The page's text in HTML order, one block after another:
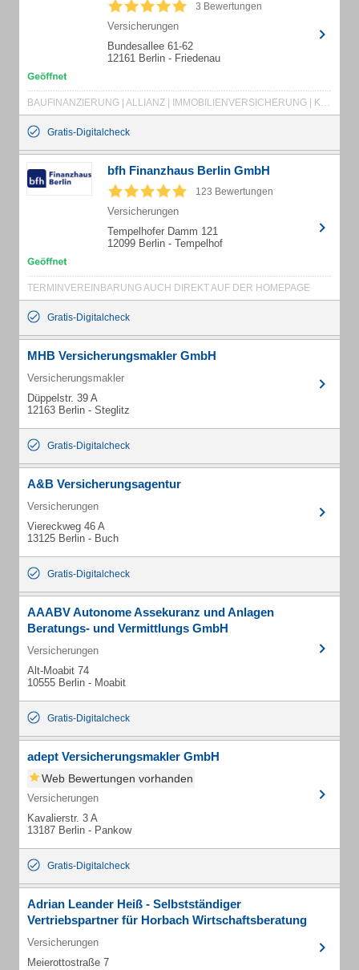
3 Bewertungen
Versicherungen
Bundesallee 61-62
12161 Berlin - Friedenau
BAUFINANZIERUNG | ALLIANZ | IMMOBILIENVERSICHERUNG | KRANKENVERSICHERUNG | ALLIANZ VERSICHERUNG
Gratis-Digitalcheck
bfh Finanzhaus Berlin GmbH
123 Bewertungen
Versicherungen
Tempelhofer Damm 121
12099 Berlin - Tempelhof
TERMINVEREINBARUNG AUCH DIREKT AUF DER HOMEPAGE
Gratis-Digitalcheck
MHB Versicherungsmakler GmbH
Versicherungsmakler
Düppelstr. 39 A
12163 Berlin - Steglitz
Gratis-Digitalcheck
A&B Versicherungsagentur
Versicherungen
Viereckweg 46 A
13125 Berlin - Buch
Gratis-Digitalcheck
AAABV Autonome Assekuranz und Anlagen
Beratungs- und Vermittlungs GmbH
Versicherungen
Alt-Moabit 74
10555 Berlin - Moabit
Gratis-Digitalcheck
adept Versicherungsmakler GmbH
Web Bewertungen vorhanden
Versicherungen
Kavalierstr. 3 A
13187 Berlin - Pankow
Gratis-Digitalcheck
Adrian Leander Heiß - Selbstständiger
Vertriebspartner für Horbach Wirtschaftsberatung
Versicherungen
Meierottostraße 7